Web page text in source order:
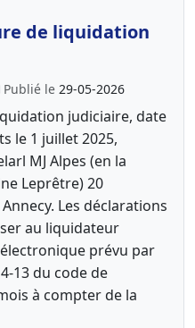
de liquidation
Publié le 29-05-2026
judiciaire, date
le 1 juillet 2025,
MJ Alpes (en la
Leprêtre) 20
Les déclarations
au liquidateur
prévu par
13 du code de
à compter de la